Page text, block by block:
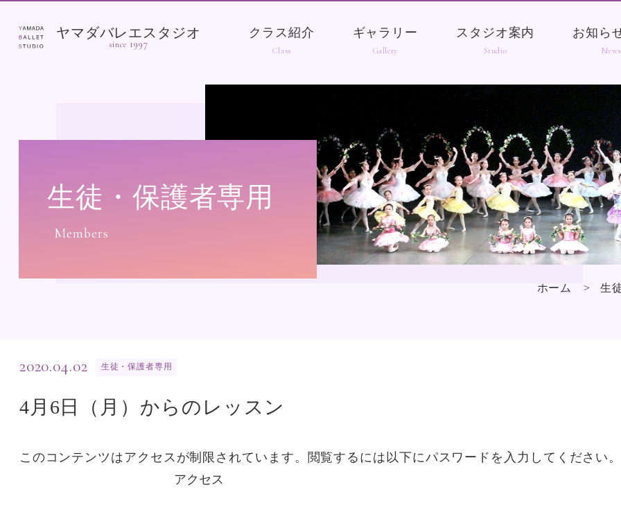
ヤマダバレエスタジオ
since 1997
クラス紹介 ギャラリー スタジオ案内 お知ら
生徒・保護者専用
ホーム 生
4月6日（月）からのレッスン
2020.04.02 生徒・保護者専用
このコンテンツはアクセスが制限されています。閲覧するには以下にパスワードを入力してください。